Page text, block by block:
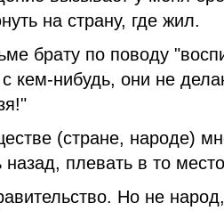
на страну, где жил.
брату по поводу
кем-нибудь, они не
(стране, народе)
назад, плевать в то
Но не